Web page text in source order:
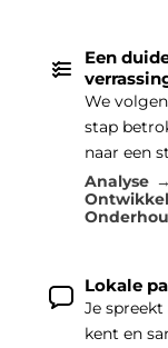
Een
We
stap
naar een
Analyse
Lokale
Je
kent en